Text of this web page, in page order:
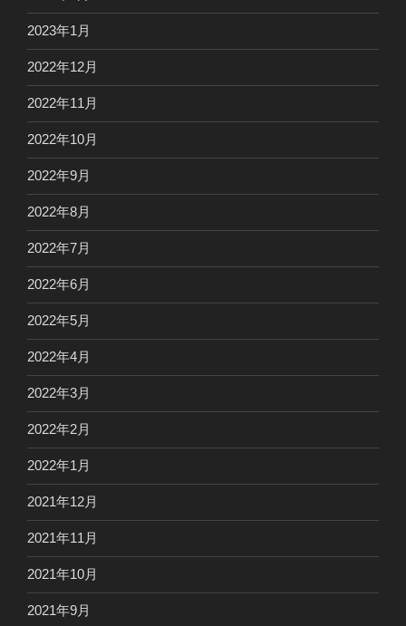
2023年1月
2022年12月
2022年11月
2022年10月
2022年9月
2022年8月
2022年7月
2022年6月
2022年5月
2022年4月
2022年3月
2022年2月
2022年1月
2021年12月
2021年11月
2021年10月
2021年9月